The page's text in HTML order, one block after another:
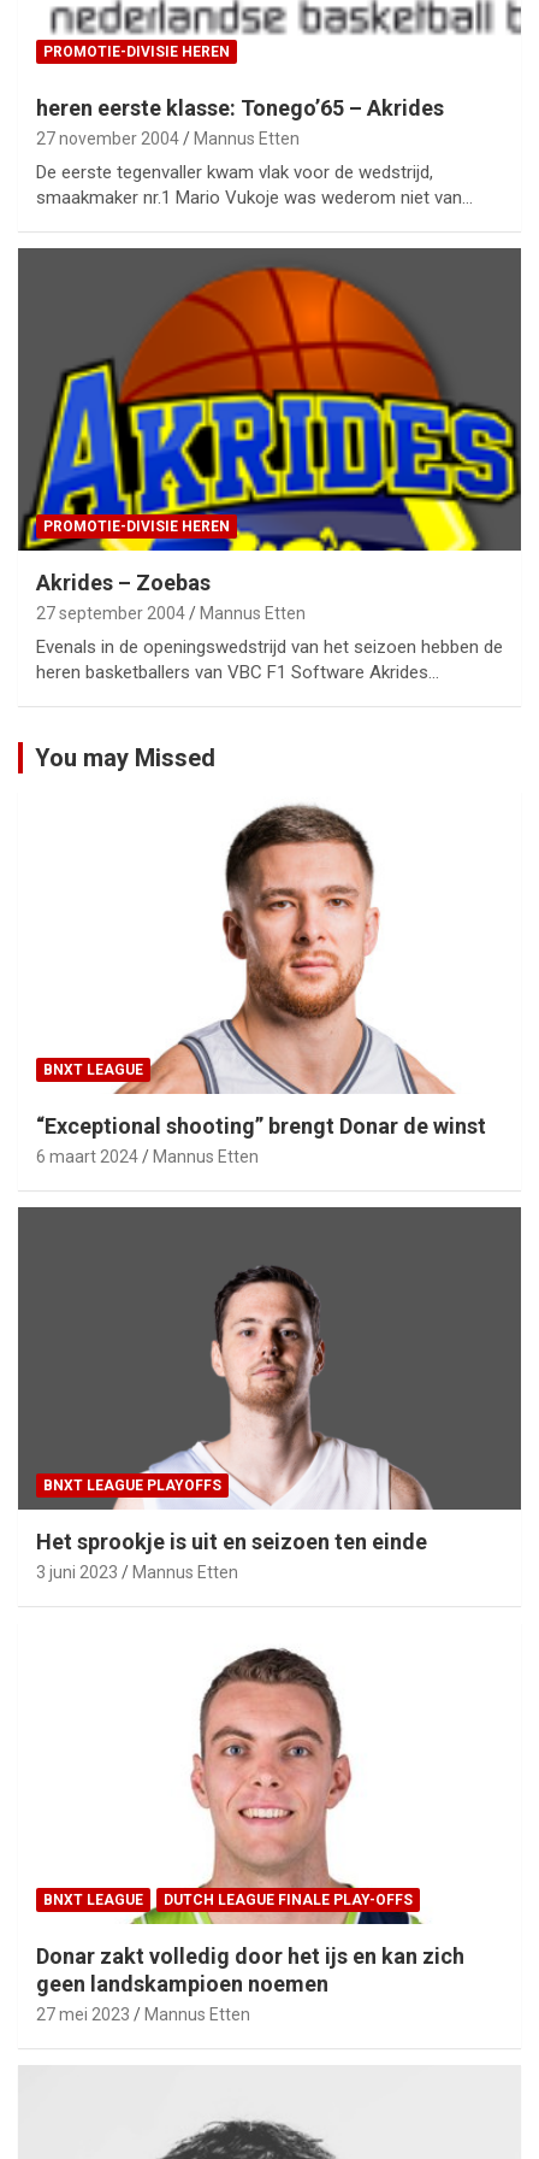
PROMOTIE-DIVISIE HEREN
heren eerste klasse: Tonego’65 – Akrides
27 november 2004 Mannus Etten
De eerste tegenvaller kwam vlak voor de wedstrijd,
smaakmaker nr.1 Mario Vukoje was wederom niet van…
PROMOTIE-DIVISIE HEREN
Akrides – Zoebas
27 september 2004 Mannus Etten
Evenals in de openingswedstrijd van het seizoen hebben de
heren basketballers van VBC F1 Software Akrides…
You may Missed
BNXT LEAGUE
“Exceptional shooting” brengt Donar de winst
6 maart 2024 Mannus Etten
BNXT LEAGUE PLAYOFFS
Het sprookje is uit en seizoen ten einde
3 juni 2023 Mannus Etten
BNXT LEAGUE DUTCH LEAGUE FINALE PLAY-OFFS
Donar zakt volledig door het ijs en kan zich
geen landskampioen noemen
27 mei 2023 Mannus Etten